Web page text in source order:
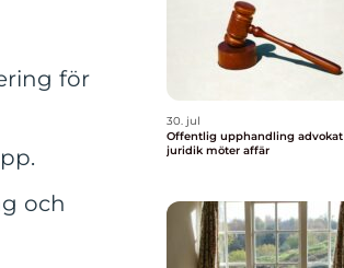
för
och
30. jul
Offentlig upphandling advokat när
juridik möter affär